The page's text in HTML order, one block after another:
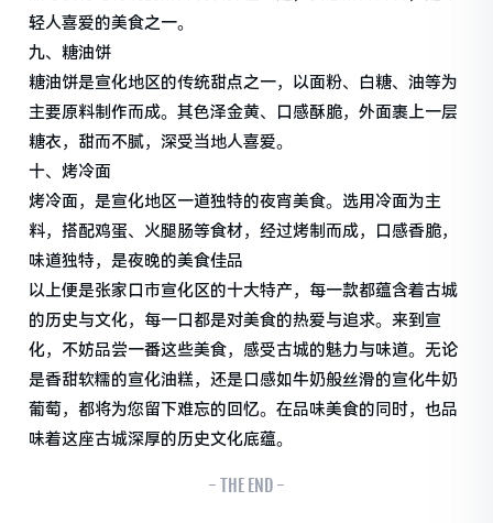
轻人喜爱的美食之一。
九、糖油饼
糖油饼是宣化地区的传统甜点之一，以面粉、白糖、油等为
主要原料制作而成。其色泽金黄、口感酥脆，外面裹上一层
糖衣，甜而不腻，深受当地人喜爱。
十、烤冷面
烤冷面，是宣化地区一道独特的夜宵美食。选用冷面为主
料，搭配鸡蛋、火腿肠等食材，经过烤制而成，口感香脆，
味道独特，是夜晚的美食佳品
以上便是张家口市宣化区的十大特产，每一款都蕴含着古城
的历史与文化，每一口都是对美食的热爱与追求。来到宣
化，不妨品尝一番这些美食，感受古城的魅力与味道。无论
是香甜软糯的宣化油糕，还是口感如牛奶般丝滑的宣化牛奶
葡萄，都将为您留下难忘的回忆。在品味美食的同时，也品
味着这座古城深厚的历史文化底蕴。
- THE END -